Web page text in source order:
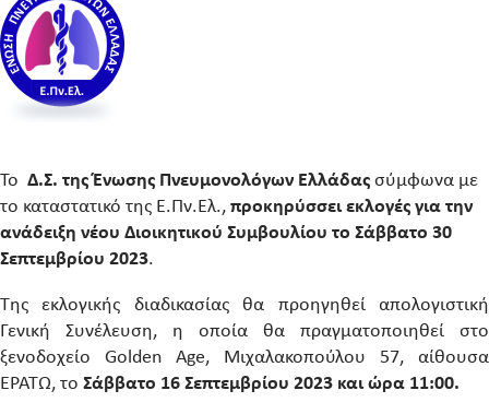
Το Δ.Σ. της Ένωσης Πνευμονολόγων Ελλάδας σύμφωνα με
το καταστατικό της Ε.Πν.Ελ., προκηρύσσει εκλογές για την
ανάδειξη νέου Διοικητικού Συμβουλίου το Σάββατο 30
Σεπτεμβρίου 2023.
Της εκλογικής διαδικασίας θα προηγηθεί απολογιστική
Γενική Συνέλευση, η οποία θα πραγματοποιηθεί στο
ξενοδοχείο Golden Age, Μιχαλακοπούλου 57, αίθουσα
ΕΡΑΤΩ, το Σάββατο 16 Σεπτεμβρίου 2023 και ώρα 11:00.